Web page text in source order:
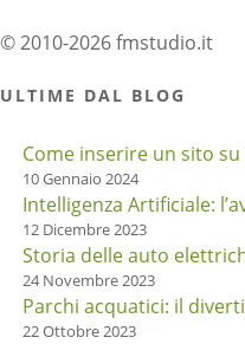
© 2010-2026 fmstudio.it
ULTIME DAL BLOG
Come inserire un sito
10 Gennaio 2024
Intelligenza Artificiale:
12 Dicembre 2023
Storia delle auto
24 Novembre 2023
Parchi acquatici: il
22 Ottobre 2023